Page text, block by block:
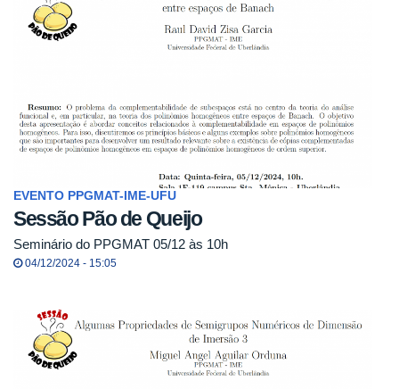
EVENTO PPGMAT-IME-UFU
Sessão Pão de Queijo
Seminário do PPGMAT 05/12 às 10h
04/12/2024 - 15:05